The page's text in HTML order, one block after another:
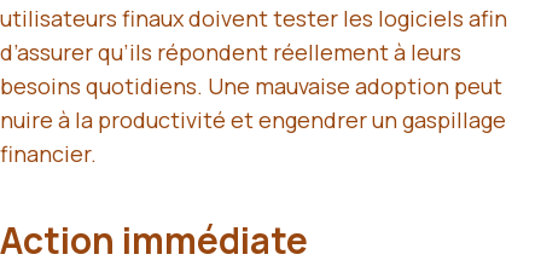
utilisateurs finaux doivent tester les logiciels afin
d’assurer qu’ils répondent réellement à leurs
besoins quotidiens. Une mauvaise adoption peut
nuire à la productivité et engendrer un gaspillage
financier.
Action immédiate